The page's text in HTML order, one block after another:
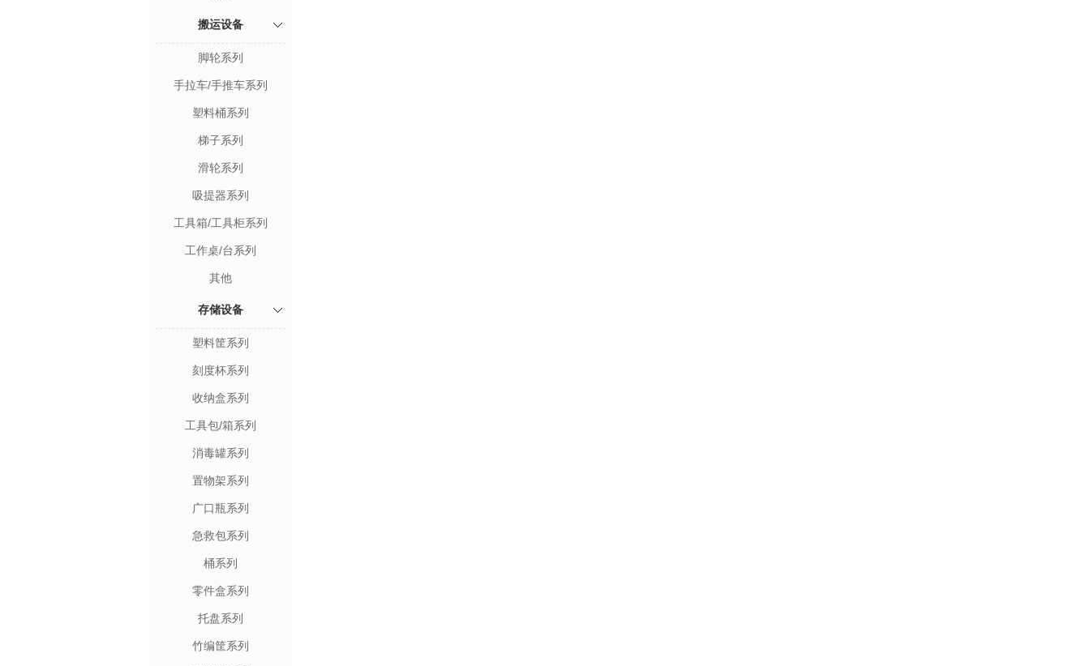
搬运设备
脚轮系列
手拉车/手推车系列
塑料桶系列
梯子系列
滑轮系列
吸提器系列
工具箱/工具柜系列
工作桌/台系列
其他
存储设备
塑料筐系列
刻度杯系列
收纳盒系列
工具包/箱系列
消毒罐系列
置物架系列
广口瓶系列
急救包系列
桶系列
零件盒系列
托盘系列
竹编筐系列